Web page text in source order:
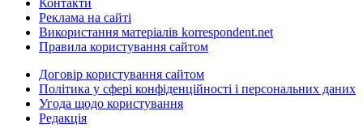
Реклама на сайті
Використання матеріалів korrespondent.net
Правила користування сайтом
Договір користування сайтом
Політика у сфері конфіденційності і персональних даних
Угода щодо користування
Редакція